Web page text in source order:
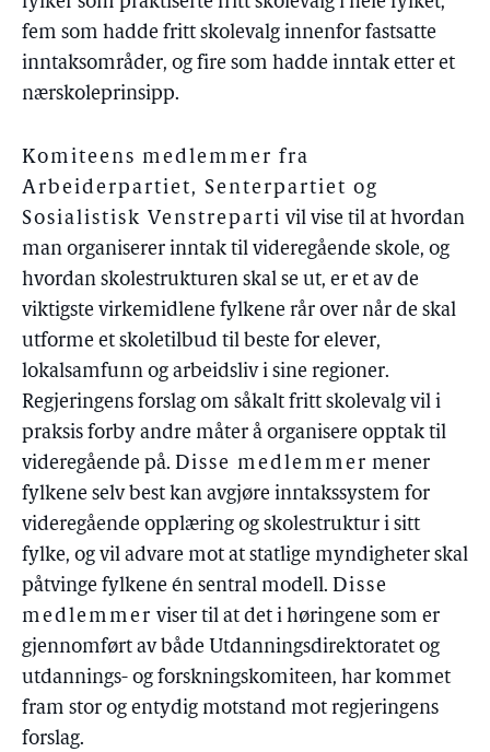
fem som hadde fritt skolevalg innenfor fastsatte
inntaksområder, og fire som hadde inntak etter et
nærskoleprinsipp.
Komiteens medlemmer fra
Arbeiderpartiet, Senterpartiet og
Sosialistisk Venstreparti vil vise til at hvordan
man organiserer inntak til videregående skole, og
hvordan skolestrukturen skal se ut, er et av de
viktigste virkemidlene fylkene rår over når de skal
utforme et skoletilbud til beste for elever,
lokalsamfunn og arbeidsliv i sine regioner.
Regjeringens forslag om såkalt fritt skolevalg vil i
praksis forby andre måter å organisere opptak til
videregående på. Disse medlemmer mener
fylkene selv best kan avgjøre inntakssystem for
videregående opplæring og skolestruktur i sitt
fylke, og vil advare mot at statlige myndigheter skal
påtvinge fylkene én sentral modell. Disse
medlemmer viser til at det i høringene som er
gjennomført av både Utdanningsdirektoratet og
utdannings- og forskningskomiteen, har kommet
fram stor og entydig motstand mot regjeringens
forslag.